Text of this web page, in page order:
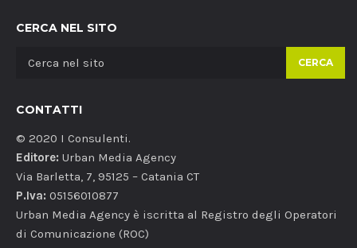
CERCA NEL SITO
CERCA
CONTATTI
© 2020 I Consulenti.
Editore: Urban Media Agency
Via Barletta, 7, 95125 – Catania CT
P.Iva: 05156010877
Urban Media Agency è iscritta al Registro degli Operatori
di Comunicazione (ROC)